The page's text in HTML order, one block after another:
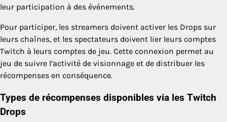
leur participation à des événements.
Pour participer, les streamers doivent activer les Drops sur
leurs chaînes, et les spectateurs doivent lier leurs comptes
Twitch à leurs comptes de jeu. Cette connexion permet au
jeu de suivre l’activité de visionnage et de distribuer les
récompenses en conséquence.
Types de récompenses disponibles via les Twitch
Drops